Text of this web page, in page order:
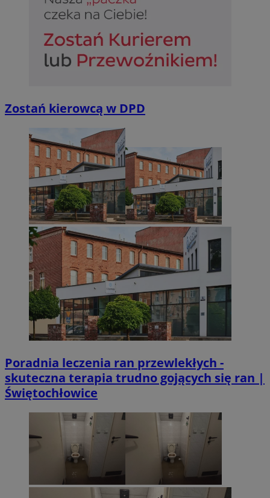
Zostań kierowcą w DPD
Poradnia leczenia ran przewlekłych -
skuteczna terapia trudno gojących się ran |
Świętochłowice